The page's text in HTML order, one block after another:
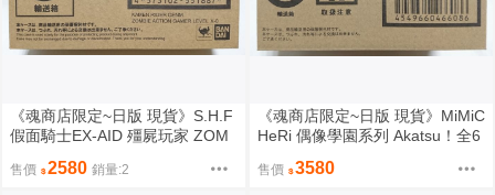
《魂商店限定~日版 現貨》S.H.F
假面騎士EX-AID 殭屍玩家 ZOM
壇梨斗 SHF（全新未拆封）
售價 2580 銷量:2
《魂商店限定~日版 現貨》MiMiC
HeRi 偶像學園系列 Akatsu！全6
未拆封）
售價 3580